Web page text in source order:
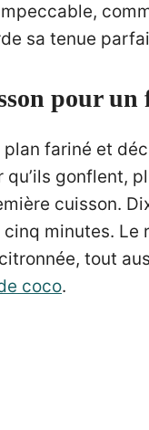
sa tenue
pour
plan fariné et
qu’ils gonflent,
cuisson.
minutes.
tout
coco.